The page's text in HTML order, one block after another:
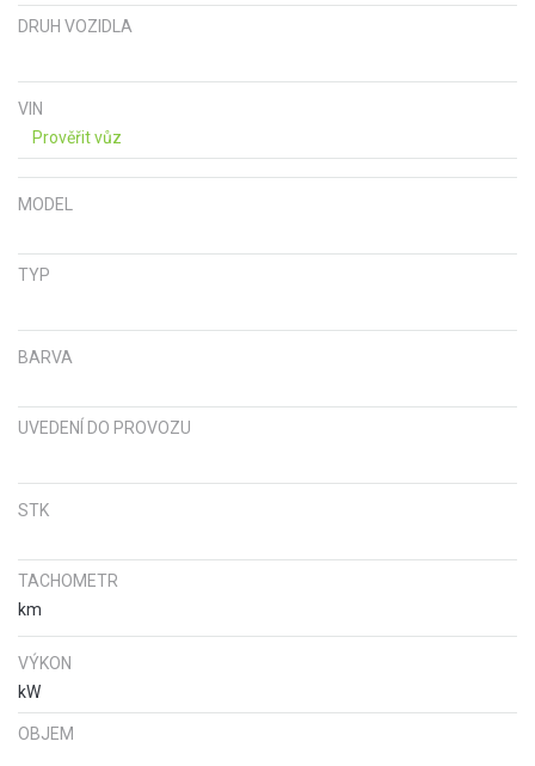
DRUH VOZIDLA
VIN
Prověřit vůz
MODEL
TYP
BARVA
UVEDENÍ DO PROVOZU
STK
TACHOMETR
km
VÝKON
kW
OBJEM